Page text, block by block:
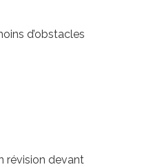
d’obstacles
révision devant